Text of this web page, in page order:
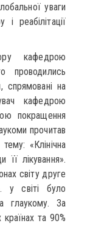
уваги
реабілітації
кафедрою
проводились
спрямовані на
кафедрою
покращення
прочитав
«Клінічна
її лікування».
світу друге
у світі було
глаукому. За
та 90%